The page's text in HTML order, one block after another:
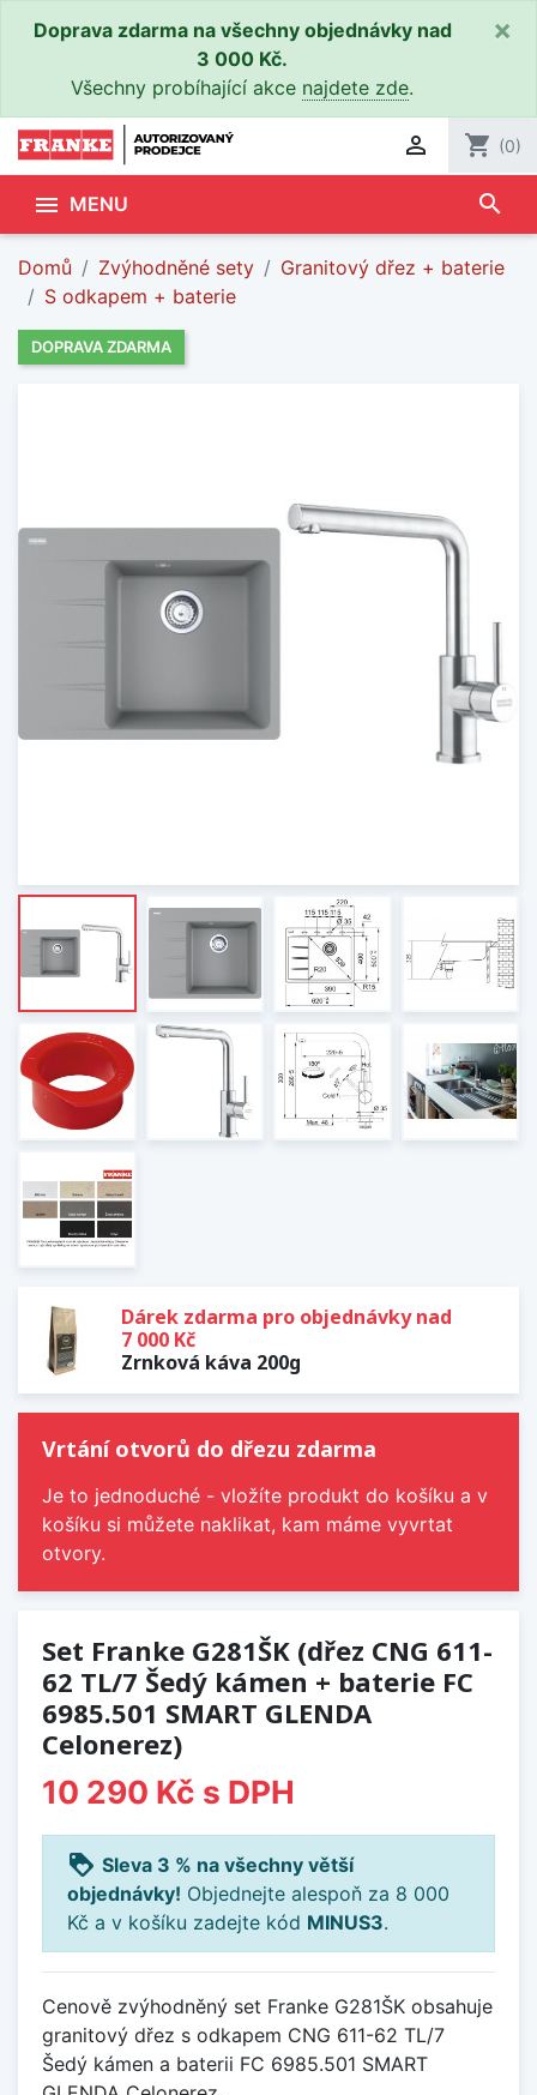
Doprava zdarma na všechny objednávky nad
3 000 Kč.
Všechny probíhající akce najdete zde.
×
 shopping_cart (0)
 MENU search
Domů Zvýhodněné sety
Granitový dřez + baterie
S odkapem + baterie
DOPRAVA ZDARMA
Dárek zdarma pro objednávky nad
7 000 Kč
Zrnková káva 200g
Vrtání otvorů do dřezu zdarma
Je to jednoduché - vložíte produkt do košíku a v
košíku si můžete naklikat, kam máme vyvrtat
otvory.
Set Franke G281ŠK (dřez CNG 611-
62 TL/7 Šedý kámen + baterie FC
6985.501 SMART GLENDA
Celonerez)
10 290 Kč s DPH
loyalty Sleva 3 % na všechny větší
objednávky! Objednejte alespoň za 8 000
Kč a v košíku zadejte kód MINUS3.
Cenově zvýhodněný set Franke G281ŠK obsahuje
granitový dřez s odkapem CNG 611-62 TL/7
Šedý kámen a baterii FC 6985.501 SMART